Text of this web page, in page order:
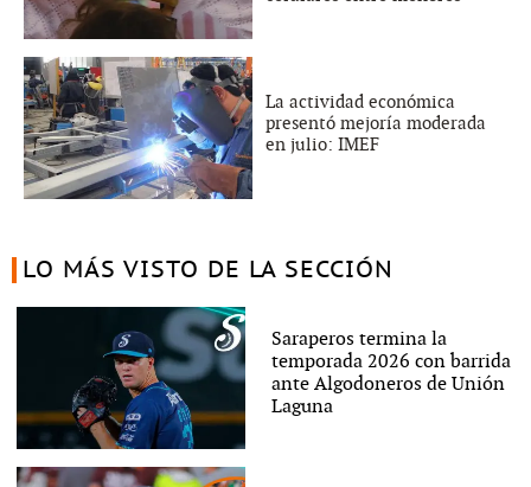
La actividad económica
presentó mejoría moderada
en julio: IMEF
LO MÁS VISTO DE LA SECCIÓN
Saraperos termina la
temporada 2026 con barrida
ante Algodoneros de Unión
Laguna